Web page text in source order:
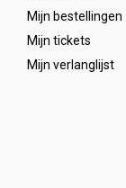
Mijn bestellingen
Mijn tickets
Mijn verlanglijst